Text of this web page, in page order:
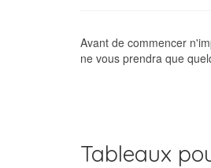
Avant de commencer
ne vous prendra que
Tableaux